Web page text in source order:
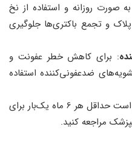
صورت روزانه و استفاده از نخ
و تجمع باکتری‌ها جلوگیری
: برای کاهش خطر عفونت و
ضدعفونی‌کننده استفاده
: بهتر است حداقل هر 6 ماه یک‌بار برای
مراجعه کنید.